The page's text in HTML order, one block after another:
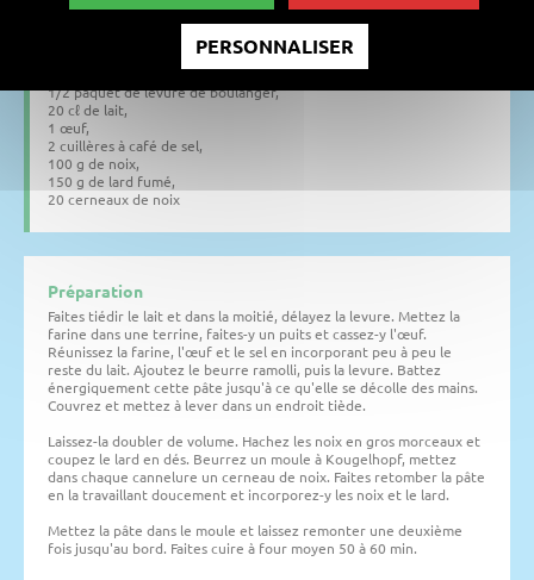
1/2 paquet de levure de boulanger,
20 cℓ de lait,
1 œuf,
2 cuillères à café de sel,
100 g de noix,
150 g de lard fumé,
20 cerneaux de noix
Préparation
Faites tiédir le lait et dans la moitié, délayez la levure. Mettez la
farine dans une terrine, faites-y un puits et cassez-y l'œuf.
Réunissez la farine, l'œuf et le sel en incorporant peu à peu le
reste du lait. Ajoutez le beurre ramolli, puis la levure. Battez
énergiquement cette pâte jusqu'à ce qu'elle se décolle des mains.
Couvrez et mettez à lever dans un endroit tiède.
Laissez-la doubler de volume. Hachez les noix en gros morceaux et
coupez le lard en dés. Beurrez un moule à Kougelhopf, mettez
dans chaque cannelure un cerneau de noix. Faites retomber la pâte
en la travaillant doucement et incorporez-y les noix et le lard.
Mettez la pâte dans le moule et laissez remonter une deuxième
fois jusqu'au bord. Faites cuire à four moyen 50 à 60 min.
PERSONNALISER